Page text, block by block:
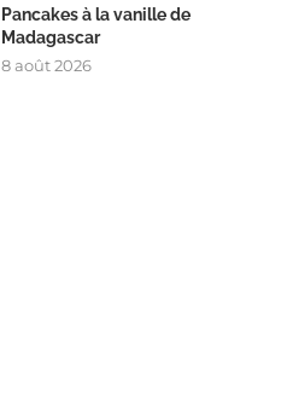
Pancakes à la vanille de
Madagascar
8 août 2026